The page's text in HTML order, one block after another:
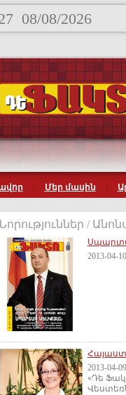
08/08/2026
Մեր մասին
/
2013-04-
«Դե
2013-04-
«Դե